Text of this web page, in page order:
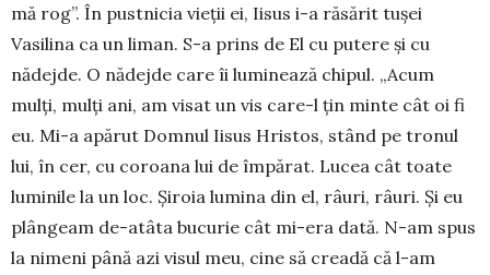
mă rog”. În pustnicia vieții ei, Iisus i-a răsărit tușei
Vasilina ca un liman. S-a prins de El cu putere și cu
nădejde. O nădejde care îi luminează chipul. „Acum
mulți, mulți ani, am visat un vis care-l țin minte cât oi fi
eu. Mi-a apărut Domnul ­Iisus Hristos, stând pe tronul
lui, în cer, cu coroana lui de împărat. Lucea cât toate
luminile la un loc. Șiroia lumina din el, râuri, râuri. Și eu
plângeam de-atâta bucurie cât mi-era dată. N-am spus
la nimeni până azi visul meu, cine să creadă că l-am